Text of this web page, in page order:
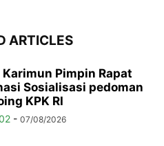
ARTICLES
Pimpin Rapat
Sosialisasi pedoman
KPK RI
- 07/08/2026